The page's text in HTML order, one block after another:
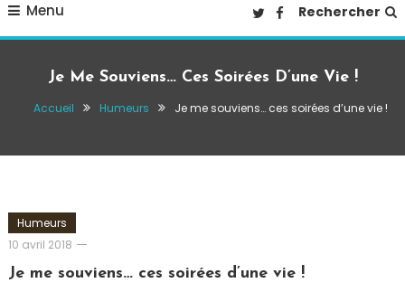
Menu Rechercher
Je Me Souviens… Ces Soirées D’une Vie !
Accueil Humeurs Je me souviens… ces soirées d’une vie !
Humeurs
10 avril 2018
Romain-
Je me souviens… ces soirées d’une vie !